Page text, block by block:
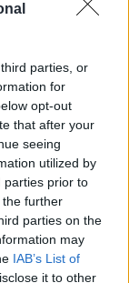
parties, or
for
opt-out
that after your
seeing
utilized by
parties prior to
further
parties on the
may
IAB’s List of
it to other
από
παραβάσεις